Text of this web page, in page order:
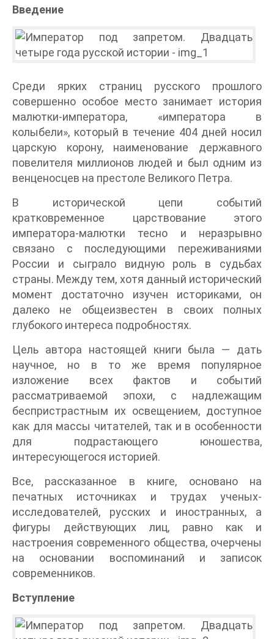
Введение
Среди ярких страниц русского прошлого
совершенно особое место занимает история
малютки-императора, «императора в
колыбели», который в течение 404 дней носил
царскую корону, наименование державного
повелителя миллионов людей и был одним из
венценосцев на престоле Великого Петра.
В исторической цепи событий
кратковременное царствование этого
императора-малютки тесно и неразрывно
связано с последующими переживаниями
России и сыграло видную роль в судьбах
страны. Между тем, хотя данный исторический
момент достаточно изучен историками, он
далеко не общеизвестен в своих полных
глубокого интереса подробностях.
Цель автора настоящей книги была — дать
научное, но в то же время популярное
изложение всех фактов и событий
рассматриваемой эпохи, с надлежащим
беспристрастным их освещением, доступное
как для массы читателей, так и в особенности
для подрастающего юношества,
интересующегося историей.
Все, рассказанное в книге, основано на
печатных источниках и трудах ученых-
исследователей, русских и иностранных, а
фигуры действующих лиц, равно как и
настроения современного общества, очерчены
на основании воспоминаний и записок
современников.
Вступление